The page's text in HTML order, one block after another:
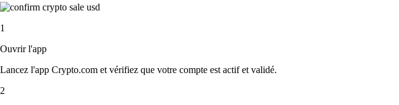
1
Ouvrir l'app
Lancez l'app Crypto.com et vérifiez que votre compte est actif et validé.
2